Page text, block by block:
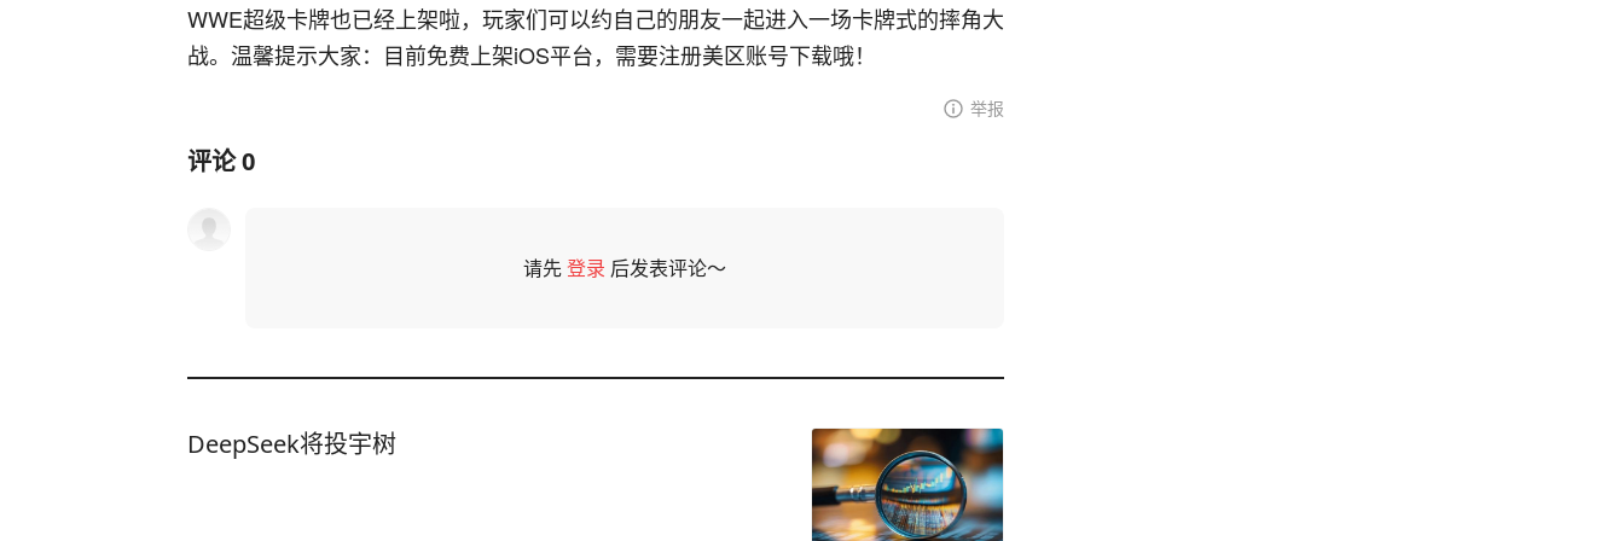
WWE超级卡牌也已经上架啦，玩家们可以约自己的朋友一起进入一场卡牌式的摔角大
战。温馨提示大家：目前免费上架iOS平台，需要注册美区账号下载哦！
举报
评论0
请先登录 后发表评论～
DeepSeek将投宇树